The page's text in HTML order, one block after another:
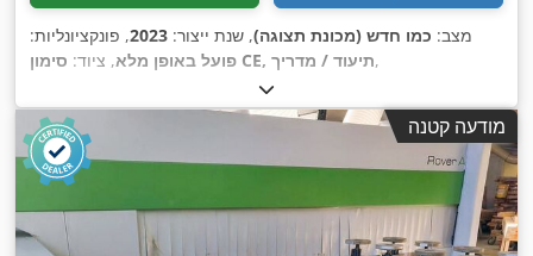
מצב: כמו חדש (מכונת תצוגה), שנת ייצור: 2023, פונקציונליות:
פועל באופן מלא, ציוד: סימון CE, תיעוד / מדריך,
מודעה קטנה